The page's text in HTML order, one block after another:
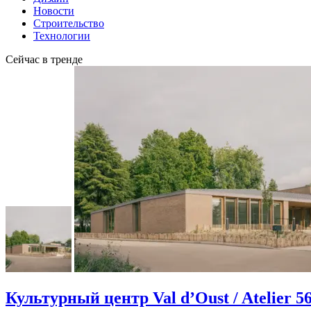
Новости
Строительство
Технологии
Сейчас в тренде
Культурный центр Val d’Oust / Atelier